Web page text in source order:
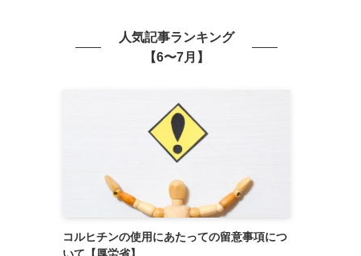
人気記事ランキング
【6〜7月】
コルヒチンの使用にあたっての留意事項につ